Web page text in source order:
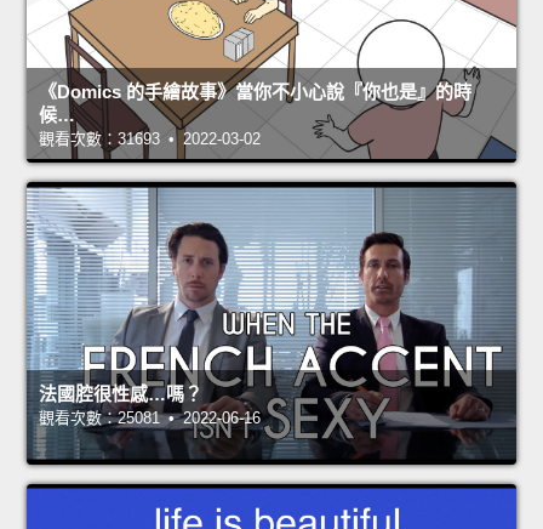
《Domics 的手繪故事》當你不小心說『你也是』的時
候…
觀看次數：31693 • 2022-03-02
法國腔很性感…嗎？
觀看次數：25081 • 2022-06-16